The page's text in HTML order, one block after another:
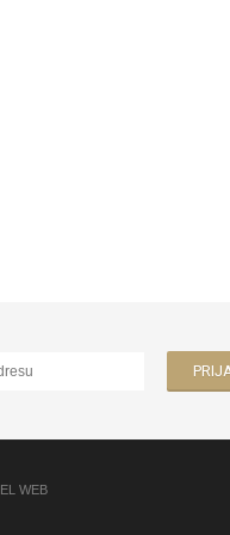
EL WEB